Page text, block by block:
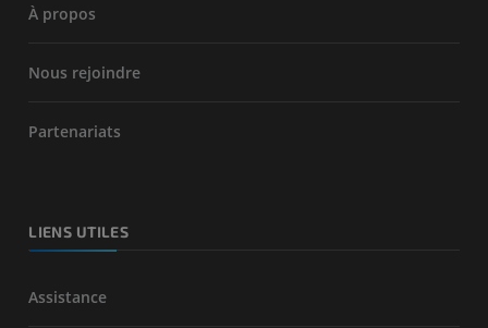
À propos
Nous rejoindre
Partenariats
LIENS UTILES
Assistance